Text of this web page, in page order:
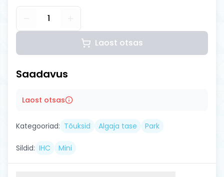
1
Laost otsas
Saadavus
Laost otsas
Kategooriad: Tõuksid Algaja tase Park
Sildid: IHC Mini